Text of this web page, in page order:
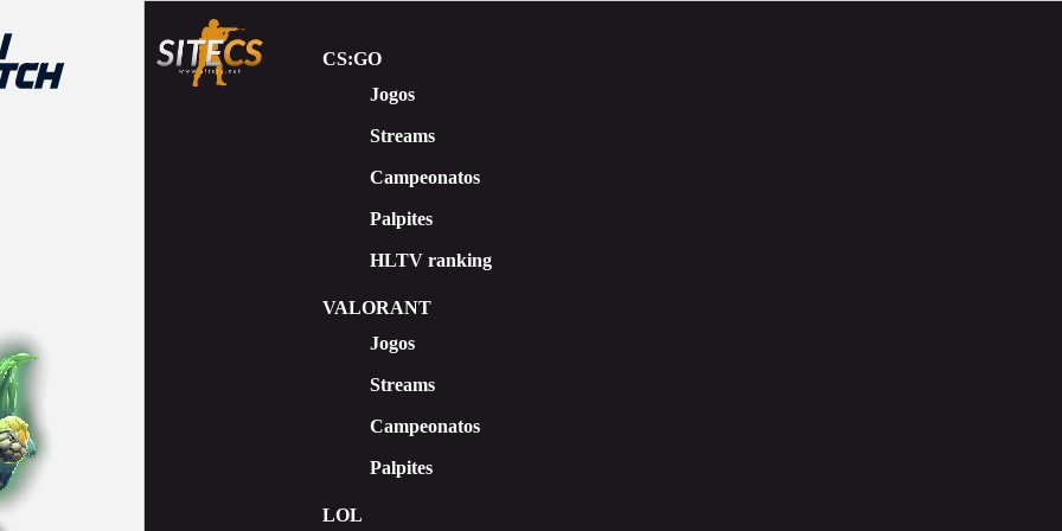
CS:GO
Jogos
Streams
Сampeonatos
Palpites
HLTV ranking
VALORANT
Jogos
Streams
Campeonatos
Palpites
LOL